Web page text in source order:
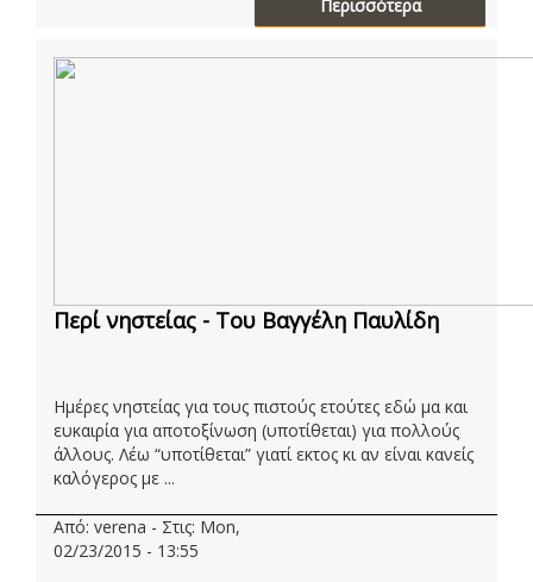
Περισσότερα
Περί νηστείας - Του Βαγγέλη Παυλίδη
Ημέρες νηστείας για τους πιστούς ετούτες εδώ μα και
ευκαιρία για αποτοξίνωση (υποτίθεται) για πολλούς
άλλους. Λέω “υποτίθεται” γιατί εκτος κι αν είναι κανείς
καλόγερος με ...
Από: verena - Στις: Mon,
02/23/2015 - 13:55